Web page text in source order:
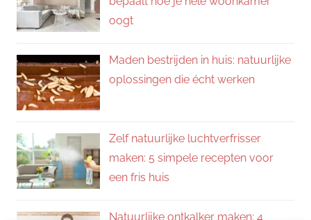
oogt
Maden bestrijden in huis: natuurlijke
oplossingen die écht werken
Zelf natuurlijke luchtverfrisser
maken: 5 simpele recepten voor
een fris huis
Natuurlijke ontkalker maken: 4